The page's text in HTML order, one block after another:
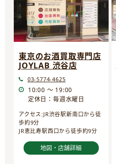
東京のお酒買取専門店
JOYLAB 渋谷店
03-5774-4625
10:00 ～ 19:00
定休日：毎週水曜日
アクセス:JR渋谷駅新南口から徒
歩約9分
JR恵比寿駅西口から徒歩約9分
地図・店舗詳細